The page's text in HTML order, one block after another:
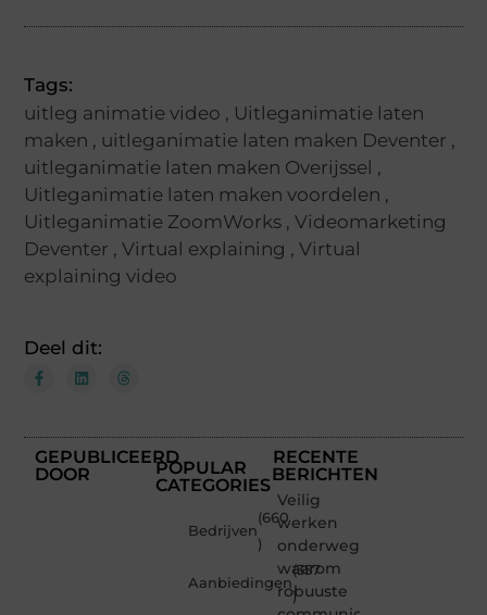
Tags:
uitleg animatie video , Uitleganimatie laten
maken , uitleganimatie laten maken Deventer ,
uitleganimatie laten maken Overijssel ,
Uitleganimatie laten maken voordelen ,
Uitleganimatie ZoomWorks ,Videomarketing
Deventer ,Virtual explaining ,Virtual
explaining video
Deel dit:
GEPUBLICEERD
DOOR
POPULAR
CATEGORIES
Bedrijven
(660
)
Aanbiedingen
(357
)
RECENTE
BERICHTEN
Veilig
werken
onderweg:
waarom
robuuste